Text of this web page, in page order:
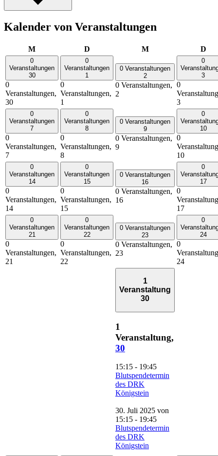
Kalender von Veranstaltungen
MMontag DDienstag MMittwoch D
0
Veranstaltungen
30
0
Veranstaltungen,
30
0
Veranstaltungen
1
0
Veranstaltungen,
1
0 Veranstaltungen
2
0 Veranstaltungen,
2
0
3
0
3
0
Veranstaltungen
7
0
Veranstaltungen,
7
0
Veranstaltungen
8
0
Veranstaltungen,
8
0 Veranstaltungen
9
0 Veranstaltungen,
9
0
10
0
10
0
Veranstaltungen
14
0
Veranstaltungen,
14
0
Veranstaltungen
15
0
Veranstaltungen,
15
0 Veranstaltungen
16
0 Veranstaltungen,
16
0
17
0
17
0
Veranstaltungen
21
0
Veranstaltungen,
21
0
Veranstaltungen
22
0
Veranstaltungen,
22
0 Veranstaltungen
23
0 Veranstaltungen,
23
0
24
0
24
1
Veranstaltung
30
1
Veranstaltung,
30
15:15 - 19:45
Blutspendetermin
des DRK
Königstein
30. Juli 2025 von
15:15 - 19:45
Blutspendetermin
des DRK
Königstein